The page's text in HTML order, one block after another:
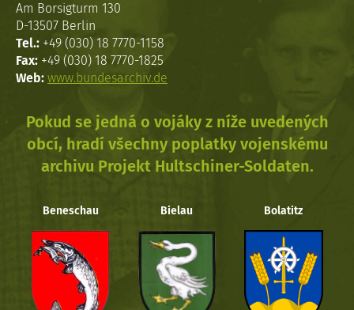
Am Borsigturm 130
D-13507 Berlin
Tel.: +49 (030) 18 7770-1158
Fax: +49 (030) 18 7770-1825
Web: www.bundesarchiv.de
Pokud se jedná o vojáky z níže uvedených
obcí, hradí všechny poplatky vojenskému
archivu Projekt Hultschiner-Soldaten.
Beneschau Bielau Bolatitz